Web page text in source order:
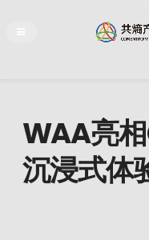
WAA亮
沉浸式体